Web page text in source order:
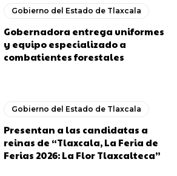
Gobierno del Estado de Tlaxcala
Gobernadora entrega uniformes
y equipo especializado a
combatientes forestales
Gobierno del Estado de Tlaxcala
Presentan a las candidatas a
reinas de “Tlaxcala, La Feria de
Ferias 2026: La Flor Tlaxcalteca”